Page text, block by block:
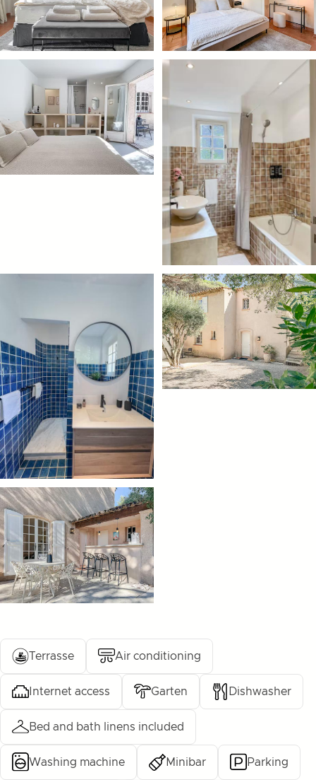
Terrasse Air conditioning
Internet access Garten Dishwasher
Bed and bath linens included
Washing machine Minibar Parking